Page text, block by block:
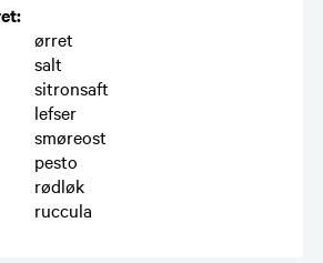
ørret
salt
sitronsaft
lefser
smøreost
pesto
rødløk
ruccula